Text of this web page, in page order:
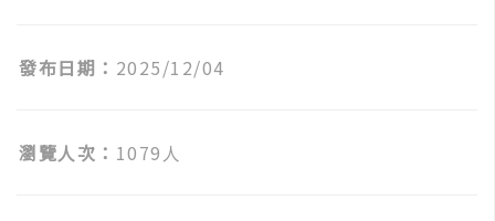
發布日期： 2025/12/04
瀏覽人次： 1079人